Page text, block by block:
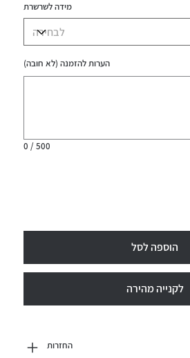
המבטיחה חוזק ועמידות לשימוש
הגימור היוקרתי כולל הפרדות זהב 14 קראט,ציפוי זהב
כפתור מאבן טורקיז ייחודית.
מידה לשרשרת
הערות להזמנה (לא חובה)
0 / 500
הוספה לסל
לקנייה מהירה
החזרות